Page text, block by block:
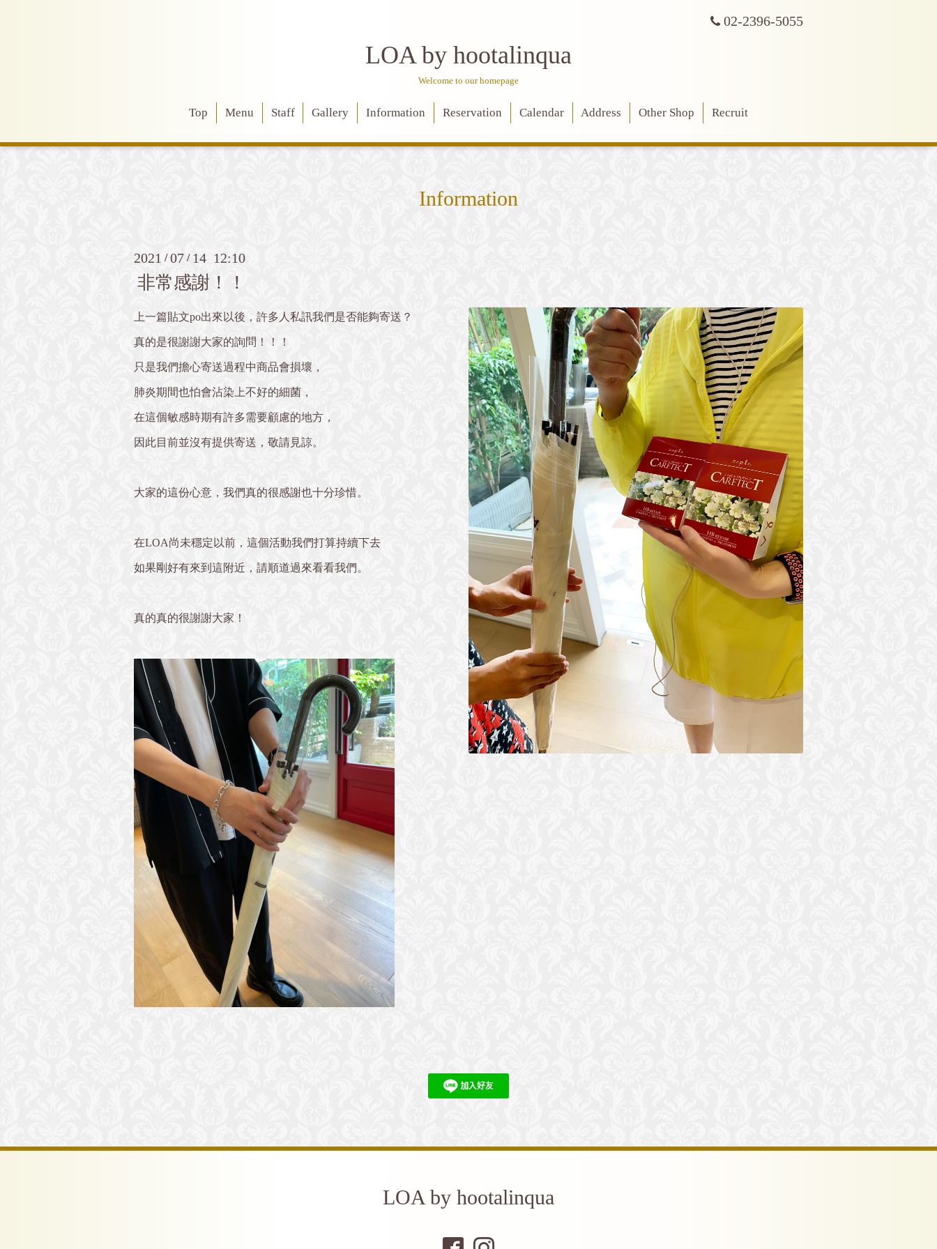
02-2396-5055
LOA by hootalinqua
Welcome to our homepage
Top Menu Staff Gallery Information Reservation Calendar Address Other Shop Recruit
Information
2021 /07 / 14 12:10
非常感謝！！
上一篇貼文po出來以後，許多人私訊我們是否能夠寄送？
真的是很謝謝大家的詢問！！！
只是我們擔心寄送過程中商品會損壞，
肺炎期間也怕會沾染上不好的細菌，
在這個敏感時期有許多需要顧慮的地方，
因此目前並沒有提供寄送，敬請見諒。
大家的這份心意，我們真的很感謝也十分珍惜。
在LOA尚未穩定以前，這個活動我們打算持續下去
如果剛好有來到這附近，請順道過來看看我們。
真的真的很謝謝大家！
LOA by hootalinqua